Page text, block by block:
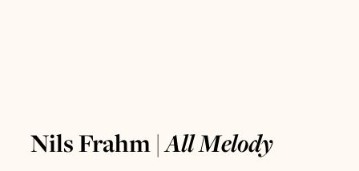
Nils Frahm |All Melody